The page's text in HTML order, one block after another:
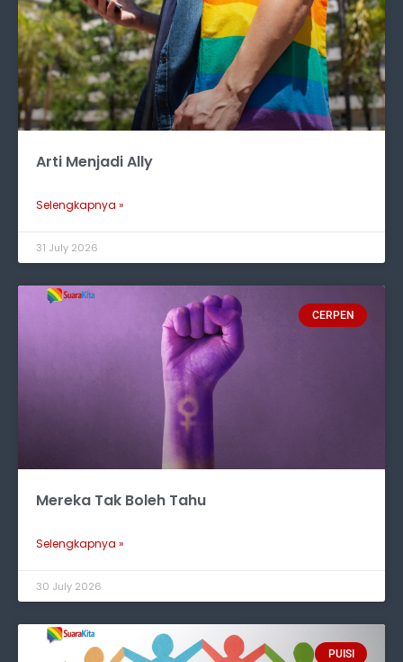
Arti Menjadi Ally
Selengkapnya »
31 July 2026
CERPEN
Mereka Tak Boleh Tahu
Selengkapnya »
30 July 2026
PUISI